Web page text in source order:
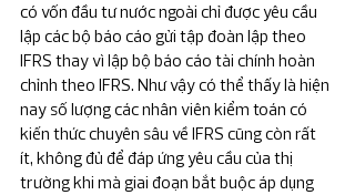
có vốn đầu tư nước ngoài chỉ được yêu cầu
lập các bộ báo cáo gửi tập đoàn lập theo
IFRS thay vì lập bộ báo cáo tài chính hoàn
chỉnh theo IFRS. Như vậy có thể thấy là hiện
nay số lượng các nhân viên kiểm toán có
kiến thức chuyên sâu về IFRS cũng còn rất
ít, không đủ để đáp ứng yêu cầu của thị
trường khi mà giai đoạn bắt buộc áp dụng